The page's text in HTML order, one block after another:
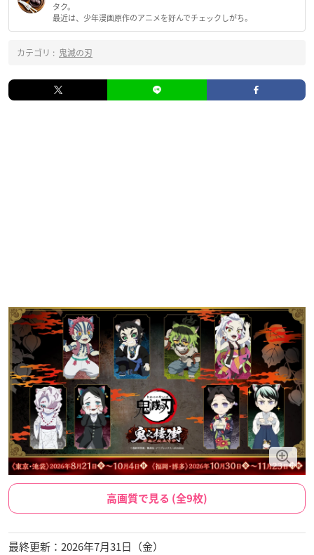
タク。
最近は、少年漫画原作のアニメを好んでチェックしがち。
カテゴリ : 鬼滅の刃
高画質で見る (全9枚)
最終更新：2026年7月31日（金）